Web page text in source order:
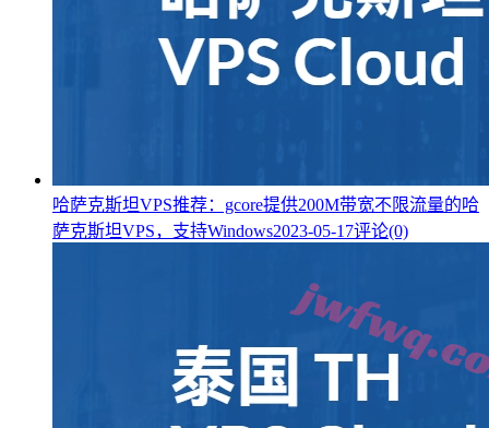
哈萨克斯坦VPS推荐：gcore提供200M带宽不限流量的哈
萨克斯坦VPS，支持Windows2023-05-17评论(0)